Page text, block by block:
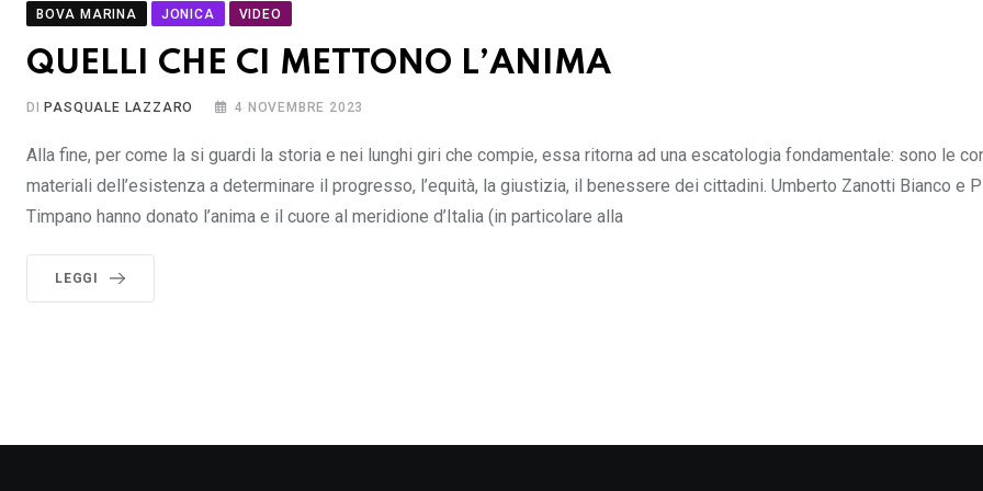
BOVA MARINA JONICA VIDEO
QUELLI CHE CI METTONO L’ANIMA
DI PASQUALE LAZZARO 4 NOVEMBRE 2023
Alla fine, per come la si guardi la storia e nei lunghi giri che compie, essa ritorna ad una escatologia fondamentale: sono le
materiali dell’esistenza a determinare il progresso, l’equità, la giustizia, il benessere dei cittadini. Umberto Zanotti Bianco e
Timpano hanno donato l’anima e il cuore al meridione d’Italia (in particolare alla
LEGGI